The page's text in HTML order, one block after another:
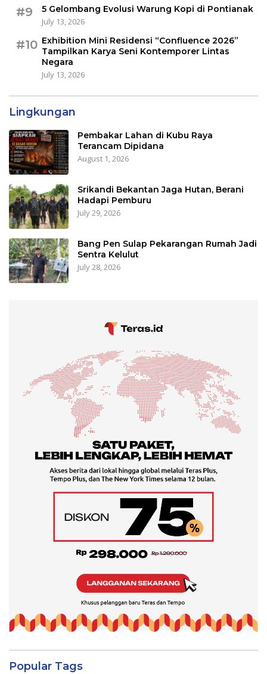
#9
5 Gelombang Evolusi Warung Kopi di Pontianak
July 13, 2026
#10 Exhibition Mini Residensi “Confluence 2026”
Tampilkan Karya Seni Kontemporer Lintas
Negara
July 13, 2026
Lingkungan
Pembakar Lahan di Kubu Raya
Terancam Dipidana
August 1, 2026
Srikandi Bekantan Jaga Hutan, Berani
Hadapi Pemburu
July 29, 2026
Bang Pen Sulap Pekarangan Rumah Jadi
Sentra Kelulut
July 28, 2026
Popular Tags